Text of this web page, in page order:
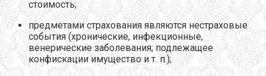
стоимость;
предметами страхования являются нестраховые
события (хронические, инфекционные,
венерические заболевания; подлежащее
конфискации имущество и т. п.);